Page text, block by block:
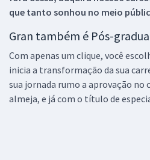
que tanto sonhou no meio
Gran também é Pós-
Com apenas um clique, você
inicia a transformação da sua
sua jornada rumo a aprovação no
almeja, e já com o título de